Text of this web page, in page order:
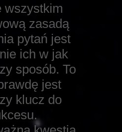
wszystkim
zasadą
pytań jest
ich w jak
sposób. To
jest
klucz do